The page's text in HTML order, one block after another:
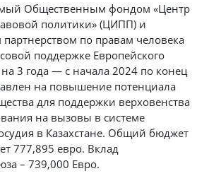
Общественным фондом «Центр
политики» (ЦИПП) и
по правам человека
поддержке Европейского
3 года — с начала 2024 по конец
на повышение потенциала
для поддержки верховенства
на вызовы в системе
в Казахстане. Общий бюджет
777,895 евро. Вклад
– 739,000 Евро.